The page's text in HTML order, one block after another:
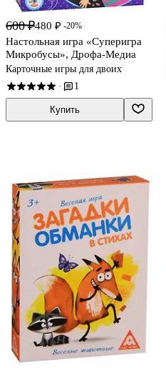
600 ₽480 ₽ -20%
Настольная игра «Суперигра
Микробусы», Дрофа-Медиа
Карточные игры для двоих
· 1
Купить